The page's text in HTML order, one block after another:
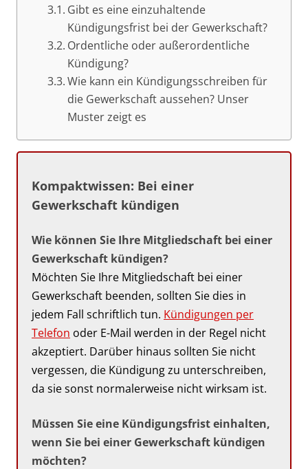
Gibt es eine einzuhaltende
Kündigungsfrist bei der Gewerkschaft?
Ordentliche oder außerordentliche
Kündigung?
Wie kann ein Kündigungsschreiben für
die Gewerkschaft aussehen? Unser
Muster zeigt es
Kompaktwissen: Bei einer
Gewerkschaft kündigen
Wie können Sie Ihre Mitgliedschaft bei einer
Gewerkschaft kündigen?
Möchten Sie Ihre Mitgliedschaft bei einer
Gewerkschaft beenden, sollten Sie dies in
jedem Fall schriftlich tun. Kündigungen per
Telefon oder E-Mail werden in der Regel nicht
akzeptiert. Darüber hinaus sollten Sie nicht
vergessen, die Kündigung zu unterschreiben,
da sie sonst normalerweise nicht wirksam ist.
Müssen Sie eine Kündigungsfrist einhalten,
wenn Sie bei einer Gewerkschaft kündigen
möchten?